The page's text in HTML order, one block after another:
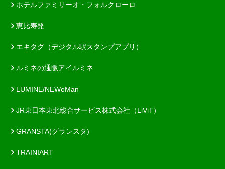
ホテルファミリーオ・フォルクローロ
恵比寿発
エキタグ（デジタル駅スタンプアプリ）
ルミネの通販アイルミネ
LUMINE/NEWoMan
JR東日本東北総合サービス株式会社（LiViT）
GRANSTA(グランスタ)
TRAINIART